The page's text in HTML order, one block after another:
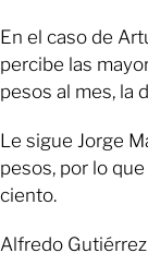
En el caso de
percibe las
pesos al mes, la
Le sigue Jorge
pesos, por lo
ciento.
Alfredo